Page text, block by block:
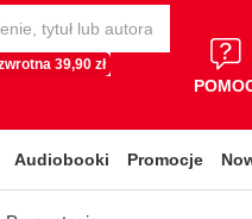
39,90 zł
Audiobooki Promocje